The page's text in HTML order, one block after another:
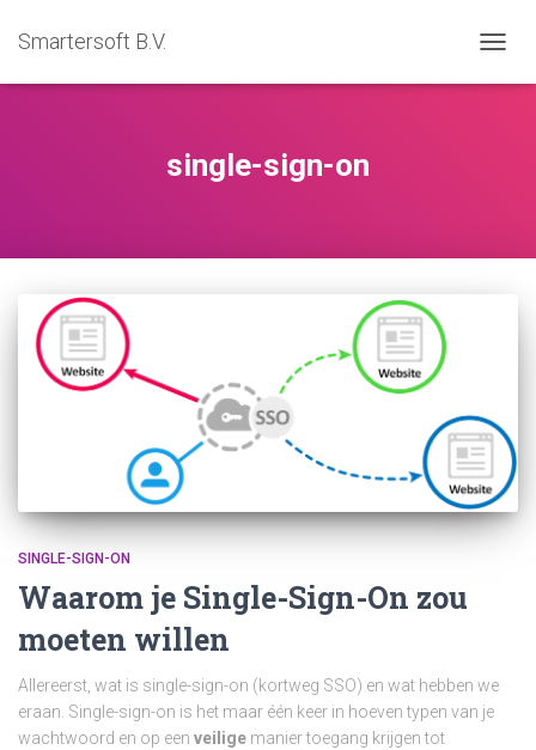
Smartersoft B.V.
single-sign-on
SINGLE-SIGN-ON
Waarom je Single-Sign-On zou
moeten willen
Allereerst, wat is single-sign-on (kortweg SSO) en wat hebben we
eraan. Single-sign-on is het maar één keer in hoeven typen van je
wachtwoord en op een veilige manier toegang krijgen tot